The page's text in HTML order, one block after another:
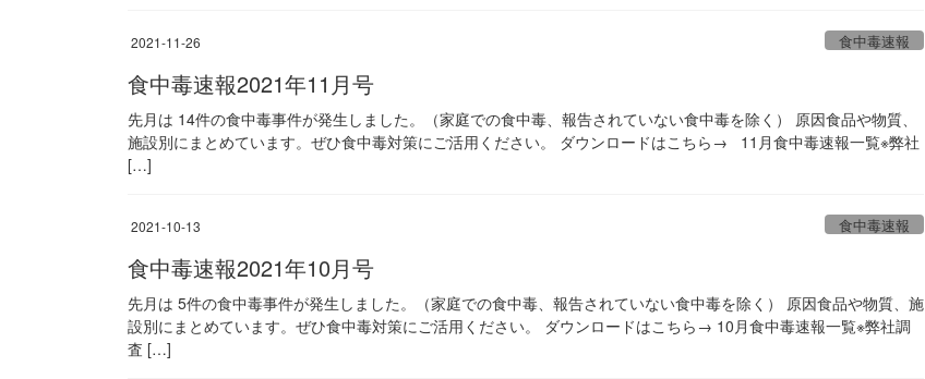
2021-11-26 食中毒速報
食中毒速報2021年11月号
先月は 14件の食中毒事件が発生しました。（家庭での食中毒、報告されていない食中毒を除く） 原因食品や物質、
施設別にまとめています。ぜひ食中毒対策にご活用ください。 ダウンロードはこちら→ 11月食中毒速報一覧※弊社
[…]
2021-10-13 食中毒速報
食中毒速報2021年10月号
先月は 5件の食中毒事件が発生しました。（家庭での食中毒、報告されていない食中毒を除く） 原因食品や物質、施
設別にまとめています。ぜひ食中毒対策にご活用ください。 ダウンロードはこちら→ 10月食中毒速報一覧※弊社調
査 […]